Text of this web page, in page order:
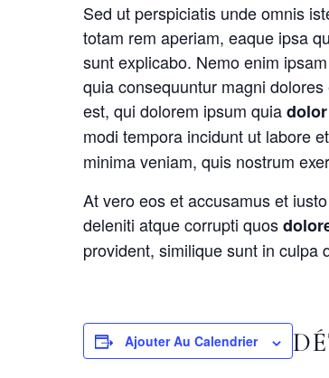
Sed ut perspiciatis unde omnis
totam rem aperiam, eaque ipsa
sunt explicabo. Nemo enim ipsam
quia consequuntur magni
est, qui dolorem ipsum quia
modi tempora incidunt ut labore
minima veniam, quis nostrum
At vero eos et accusamus et
deleniti atque corrupti quos
provident, similique sunt in culpa
Ajouter Au Calendrier